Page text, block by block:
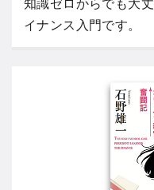
イナンス入門です。